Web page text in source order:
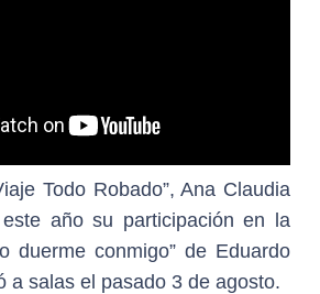
Todo Robado”, Ana Claudia
año su participación en la
duerme conmigo” de Eduardo
a salas el pasado 3 de agosto.